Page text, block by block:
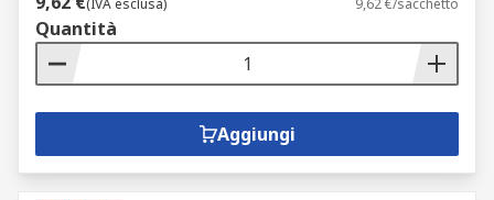
(IVA esclusa) 9,62 €/sacchetto
Quantità
Aggiungi